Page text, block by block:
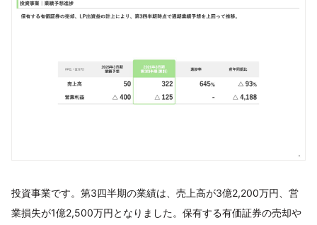
投資事業です。第3四半期の業績は、売上高が3億2,200万円、営
業損失が1億2,500万円となりました。保有する有価証券の売却や